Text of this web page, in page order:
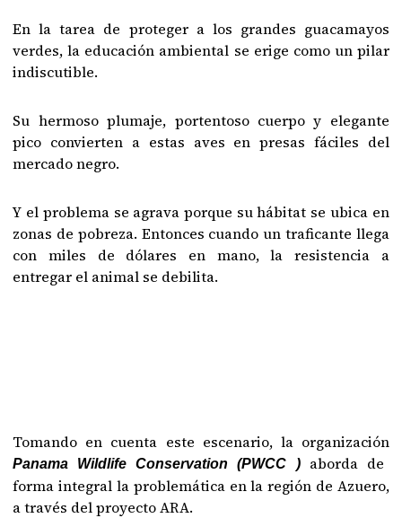
En la tarea de proteger a los grandes guacamayos
verdes, la educación ambiental se erige como un pilar
indiscutible.
Su hermoso plumaje, portentoso cuerpo y elegante
pico convierten a estas aves en presas fáciles del
mercado negro.
Y el problema se agrava porque su hábitat se ubica en
zonas de pobreza. Entonces cuando un traficante llega
con miles de dólares en mano, la resistencia a
entregar el animal se debilita.
Tomando en cuenta este escenario, la organización
Panama Wildlife Conservation (PWCC )aborda de
forma integral la problemática en la región de Azuero,
a través del proyecto ARA.